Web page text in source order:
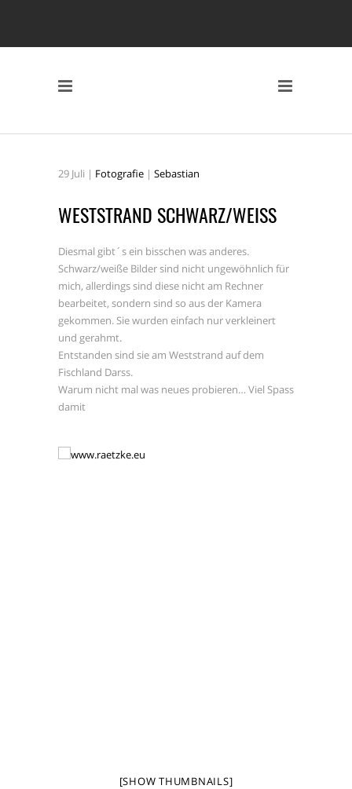
29 Juli | Fotografie | Sebastian
WESTSTRAND SCHWARZ/WEISS
Diesmal gibt´s ein bisschen was anderes.
Schwarz/weiße Bilder sind nicht ungewöhnlich für
mich, allerdings sind diese nicht am Rechner
bearbeitet, sondern sind so aus der Kamera
gekommen. Sie wurden einfach nur verkleinert
und gerahmt.
Entstanden sind sie am Weststrand auf dem
Fischland Darss.
Warum nicht mal was neues probieren… Viel Spass
damit
[SHOW THUMBNAILS]